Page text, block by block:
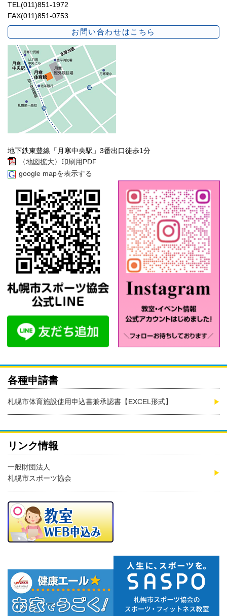
TEL(011)851-1972
FAX(011)851-0753
お問い合わせはこちら
地下鉄東豊線「月寒中央駅」3番出口徒歩1分
〈地図拡大〉印刷用PDF
google mapを表示する
各種申請書
札幌市体育施設使用申込書兼承認書【EXCEL形式】
リンク情報
一般財団法人
札幌市スポーツ協会